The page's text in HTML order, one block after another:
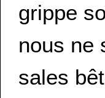
grippe
nous ne
sales